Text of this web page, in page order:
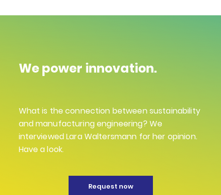
We power innovation.
What is the connection between sustainability
and manufacturing engineering? We
interviewed Lara Waltersmann for her opinion.
Have a look.
Request now